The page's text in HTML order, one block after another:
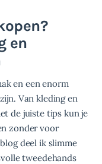
en
en een enorm
Van kleding en
de juiste tips kun je
zonder voor
deel ik slimme
tweedehands